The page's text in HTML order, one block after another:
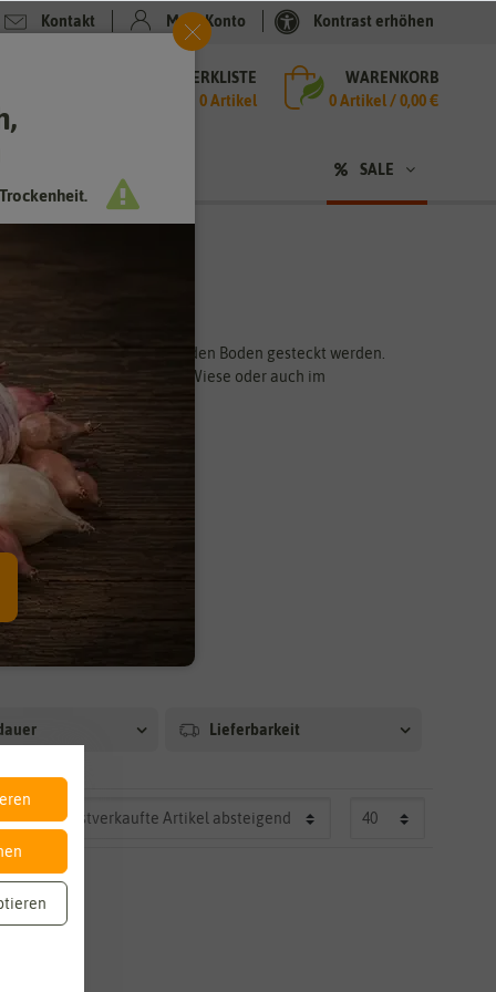
Kontakt Mein Konto Kontrast erhöhen
MERKLISTE
0 Artikel
WARENKORB
0Artikel /0,00 €
SALE
einfach nur in den Boden gesteckt werden.
im Blumenbeet, der Wiese oder auch im
Lieferbarkeit